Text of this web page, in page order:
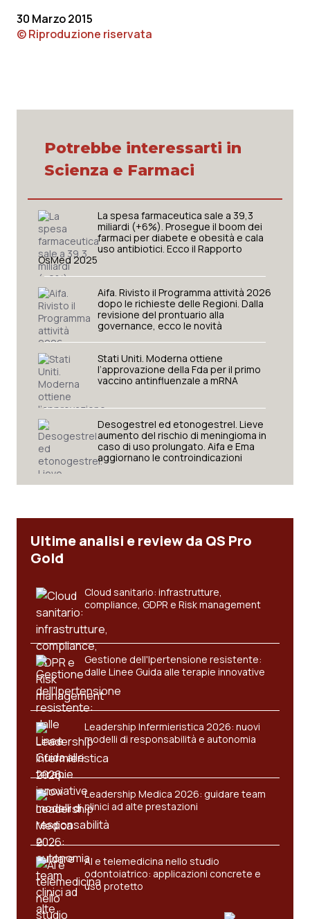
30 Marzo 2015
© Riproduzione riservata
Potrebbe interessarti in
Scienza e Farmaci
La spesa farmaceutica sale a 39,3
miliardi (+6%). Prosegue il boom dei
farmaci per diabete e obesità e cala
uso antibiotici. Ecco il Rapporto
OsMed 2025
Aifa. Rivisto il Programma attività 2026
dopo le richieste delle Regioni. Dalla
revisione del prontuario alla
governance, ecco le novità
Stati Uniti. Moderna ottiene
l’approvazione della Fda per il primo
vaccino antinfluenzale a mRNA
Desogestrel ed etonogestrel. Lieve
aumento del rischio di meningioma in
caso di uso prolungato. Aifa e Ema
aggiornano le controindicazioni
Ultime analisi e review da QS Pro
Gold
Cloud sanitario: infrastrutture,
compliance, GDPR e Risk management
Gestione dell'Ipertensione resistente:
dalle Linee Guida alle terapie innovative
Leadership Infermieristica 2026: nuovi
modelli di responsabilità e autonomia
Leadership Medica 2026: guidare team
clinici ad alte prestazioni
AI e telemedicina nello studio
odontoiatrico: applicazioni concrete e
uso protetto